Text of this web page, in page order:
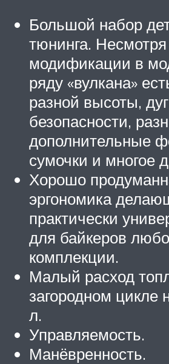
Большой набор
тюнинга.
модификации в
ряду «вулкана»
разной высоты,
безопасности,
дополнительные
сумочки и многое
Хорошо
эргономика
практически
для байкеров
комплекции.
Малый расход
загородном цикле
л.
Управляемость.
Манёвренность.